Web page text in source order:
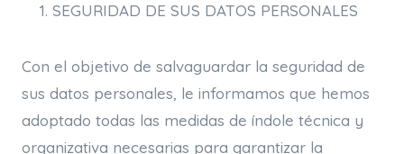
SEGURIDAD DE SUS DATOS PERSONALES
Con el objetivo de salvaguardar la seguridad de
sus datos personales, le informamos que hemos
adoptado todas las medidas de índole técnica y
organizativa necesarias para garantizar la